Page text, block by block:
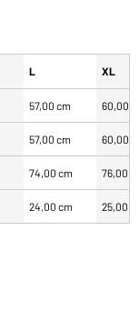
L XL
57,00 cm 60,00
57,00 cm 60,00
74,00 cm 76,00
24,00 cm 25,00